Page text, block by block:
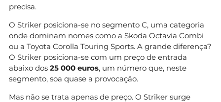
precisa.
O Striker posiciona-se no segmento C, uma categoria
onde dominam nomes como a Skoda Octavia Combi
ou a Toyota Corolla Touring Sports. A grande diferença?
O Striker posiciona-se com um preço de entrada
abaixo dos 25 000 euros, um número que, neste
segmento, soa quase a provocação.
Mas não se trata apenas de preço. O Striker surge